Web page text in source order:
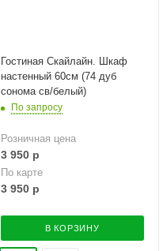
Гостиная Скайлайн. Шкаф
настенный 60см (74 дуб
сонома св/белый)
По запросу
Розничная цена
3 950р
По карте
3 950р
В КОРЗИНУ